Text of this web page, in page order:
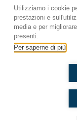
pollaio perfetto!
#OkkinSu
Ti è piaciuto?
Utilizziamo i cookie
prestazioni e
media e per
presenti.
Per saperne di più